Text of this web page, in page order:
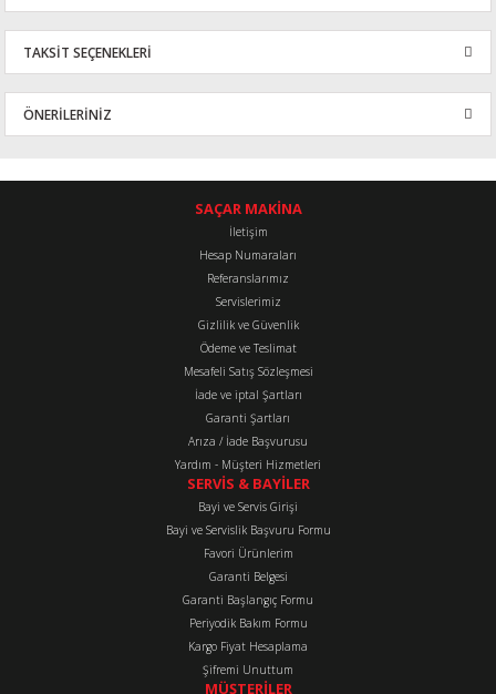
Bu ürüne ilk yorumu siz yapın!
TAKSİT SEÇENEKLERİ
ÖNERİLERİNİZ
konularda yetersiz gördüğünüz noktaları öneri formunu kullanarak
Görüş ve önerileriniz için teşekkür ederiz.
Ürün resmi kalitesiz, bozuk veya görüntülenemiyor.
Ürün bilgilerinde hatalar bulunuyor.
Ürün fiyatı diğer sitelerden daha pahalı.
Bu ürüne benzer farklı alternatifler olmalı.
Gönder
SAÇAR MAKİNA
İletişim
Hesap Numaraları
Referanslarımız
Servislerimiz
Gizlilik ve Güvenlik
Ödeme ve Teslimat
Mesafeli Satış Sözleşmesi
İade ve iptal Şartları
Garanti Şartları
Arıza / İade Başvurusu
Yardım - Müşteri Hizmetleri
SERVİS & BAYİLER
Bayi ve Servis Girişi
Bayi ve Servislik Başvuru Formu
Favori Ürünlerim
Garanti Belgesi
Garanti Başlangıç Formu
Periyodik Bakım Formu
Kargo Fiyat Hesaplama
Şifremi Unuttum
MÜŞTERİLER